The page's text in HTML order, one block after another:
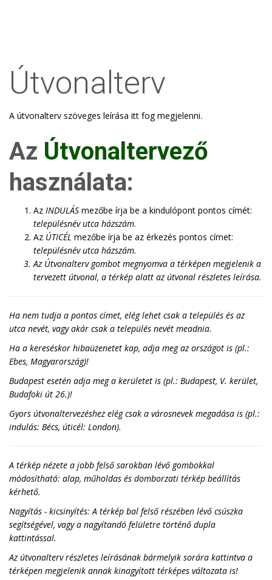
Útvonalterv
A útvonalterv szöveges leírása itt fog megjelenni.
Az Útvonaltervező
használata:
Az INDULÁS mezőbe írja be a kindulópont pontos címét:
településnév utca házszám.
Az ÚTICÉL mezőbe írja be az érkezés pontos címet:
településnév utca házszám.
Az Útvonaltervgombot megnyomva a térképen megjelenik a
tervezett útvonal, a térkép alatt az útvonal részletes leírása.
Ha nem tudja a pontos címet, elég lehet csak a település és az
utca nevét, vagy akár csak a település nevét meadnia.
Ha a kereséskor hibaüzenetet kap, adja meg az országot is (pl.:
Ebes, Magyarország)!
Budapest esetén adja meg a kerületet is (pl.: Budapest, V. kerület,
Budafoki út 26.)!
Gyors útvonaltervezéshez elég csak a városnevek megadása is (pl.:
indulás: Bécs, úticél: London).
A térkép nézete a jobb felső sarokban lévő gombokkal
módosítható: alap, műholdas és domborzati térkép beállítás
kérhető.
Nagyítás - kicsinyítés: A térkép bal felső részében lévő csúszka
segítségével, vagy a nagyítandó felületre történő dupla
kattintással.
Az útvonalterv részletes leírásának bármelyik sorára kattintva a
térképen megjelenik annak kinagyított térképes változata is!